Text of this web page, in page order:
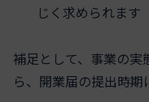
じく求められます
補足として、事業の
ら、開業届の提出時期